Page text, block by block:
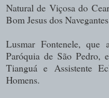
Natural de Viçosa do
Bom Jesus dos
Lusmar Fontenele, que
Paróquia de São Pedro,
Tianguá e Assistente
Homens.